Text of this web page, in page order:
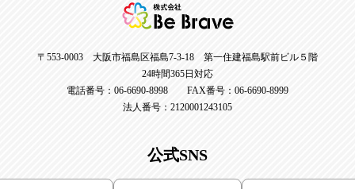
〒553-0003 大阪市福島区福島7-3-18 第一住建福島駅前ビル５階
24時間365日対応
電話番号：06-6690-8998 FAX番号：06-6690-8999
法人番号：2120001243105
公式SNS